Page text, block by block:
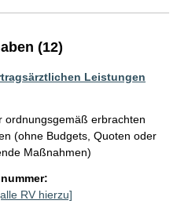
(12)
Leistungen
ordnungsgemäß erbrachten
(ohne Budgets, Quoten oder
Maßnahmen)
RV hierzu]